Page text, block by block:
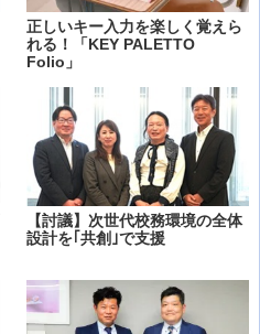
正しいキー入力を楽しく覚えら
れる！「KEY PALETTO
Folio」
【討議】次世代校務環境の全体
設計を｢共創｣で支援